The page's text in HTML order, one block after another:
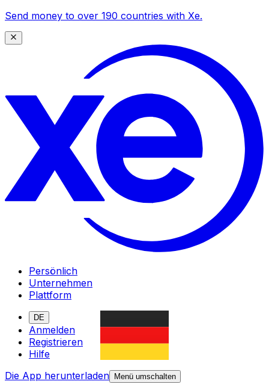
Send money to over 190 countries with Xe.
Persönlich
Unternehmen
Plattform
DE
Anmelden
Registrieren
Hilfe
Die App herunterladen
Menü umschalten